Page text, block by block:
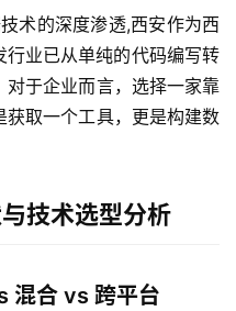
术的深度渗透,西安作为西
业已从单纯的代码编写转
于企业而言，选择一家靠
取一个工具，更是构建数
技术选型分析
混合 vs 跨平台